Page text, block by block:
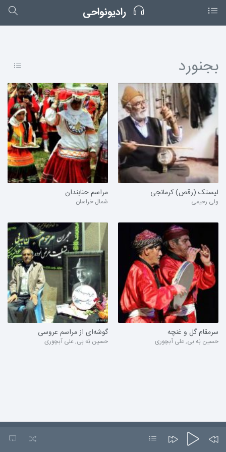
رادیونواحی
بجنورد
مراسم حنابندان
شمال خراسان
لیستک (رقص) کرمانجی
ولی رحیمی
گوشه‌ای از مراسم عروسی
حسین بَه بی,علی آبچوری
سرمقام گل و غنچه
حسین بَه بی,علی آبچوری